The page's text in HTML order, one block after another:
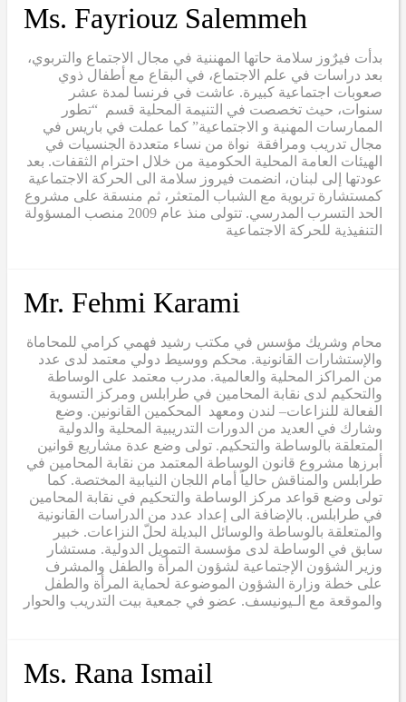
Ms. Fayriouz Salemmeh
بدأت فيرٌوز سلامة حاتها المهننية في مجال الاجتماع والتربوي،
بعد دراسات في علم الاجتماع، في البقاع مع أطفال ذوي
صعوبات اجتماعية كبيرة. عاشت في فرنسا لمدة عشر
سنوات، حيث تخصصت في التنيمة المحلية قسم “تطور
الممارسات المهنية و الاجتماعية” كما عملت في باريس في
مجال تدريب ومرافقة نواة من نساء متعددة الجنسيات في
الهيئات العامة المحلية الحكومية من خلال احترام الثقفات. بعد
عودتها إلى لبنان، انضمت فيروز سلامة الى الحركة الاجتماعية
كمستشارة تربوية مع الشباب المتعثر، ثم منسقة على مشروع
الحد التسرب المدرسي. تتولى منذ عام 2009 منصب المسؤولة
التنفيذية للحركة الاجتماعية
Mr. Fehmi Karami
محام وشريك مؤسس في مكتب رشيد فهمي كرامي للمحاماة
والإستشارات القانونية. محكم ووسيط دولي معتمد لدى عدد
من المراكز المحلية والعالمية. مدرب معتمد على الوساطة
والتحكيم لدى نقابة المحامين في طرابلس ومركز التسوية
الفعالة للنزاعات– لندن ومعهد المحكمين القانونين. وضع
وشارك في العديد من الدورات التدريبية المحلية والدولية
المتعلقة بالوساطة والتحكيم. تولى وضع عدة مشاريع قوانين
أبرزها مشروع قانون الوساطة المعتمد من نقابة المحامين في
طرابلس والمناقش حالياً أمام اللجان النيابية المختصة. كما
تولى وضع قواعد مركز الوساطة والتحكيم في نقابة المحامين
في طرابلس. بالإضافة الى إعداد عدد من الدراسات القانونية
والمتعلقة بالوساطة والوسائل البديلة لحلّ النزاعات. خبير
سابق في الوساطة لدى مؤسسة التمويل الدولية. مستشار
وزير الشؤون الإجتماعية لشؤون المرأة والطفل والمشرف
على خطة وزارة الشؤون الموضوعة لحماية المرأة والطفل
والموقعة مع الـيونيسف. عضو في جمعية بيت التدريب والحوار
Ms. Rana Ismail